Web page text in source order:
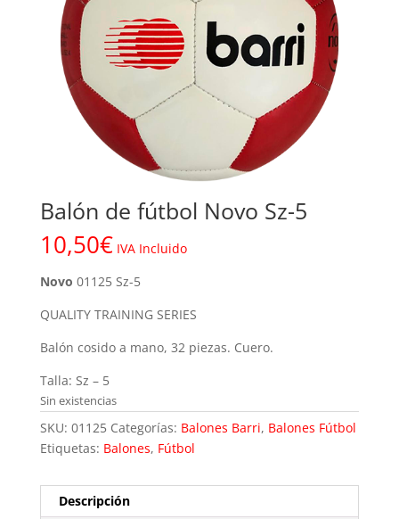
Balón de fútbol Novo Sz-5
10,50€ IVA Incluido
Novo 01125 Sz-5
QUALITY TRAINING SERIES
Balón cosido a mano, 32 piezas. Cuero.
Talla: Sz – 5
Sin existencias
SKU: 01125 Categorías: Balones Barri, Balones Fútbol
Etiquetas: Balones, Fútbol
Descripción